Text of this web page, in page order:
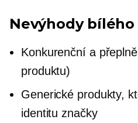
Nevýhody
Konkurenční a
produktu)
Generické produkty,
identitu značky